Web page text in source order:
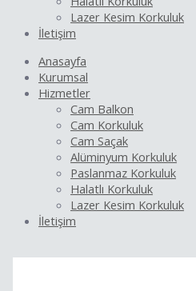
Lazer Kesim Korkuluk
İletişim
Anasayfa
Kurumsal
Hizmetler
Cam Balkon
Cam Korkuluk
Cam Saçak
Alüminyum Korkuluk
Paslanmaz Korkuluk
Halatlı Korkuluk
Lazer Kesim Korkuluk
İletişim